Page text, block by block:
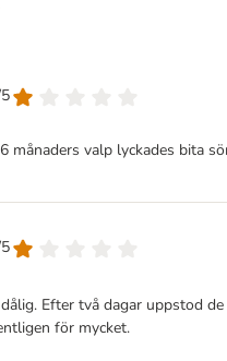
månaders valp lyckades bita
Efter två dagar uppstod
för mycket.